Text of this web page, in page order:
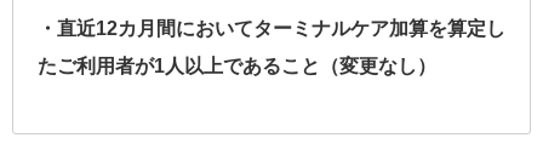
・直近12カ月間においてターミナルケア加算を算定し
たご利用者が1人以上であること（変更なし）